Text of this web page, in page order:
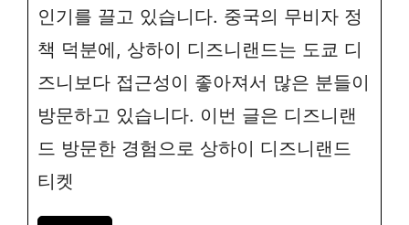
인기를 끌고 있습니다. 중국의 무비자 정
책 덕분에, 상하이 디즈니랜드는 도쿄 디
즈니보다 접근성이 좋아져서 많은 분들이
방문하고 있습니다. 이번 글은 디즈니랜
드 방문한 경험으로 상하이 디즈니랜드
티켓